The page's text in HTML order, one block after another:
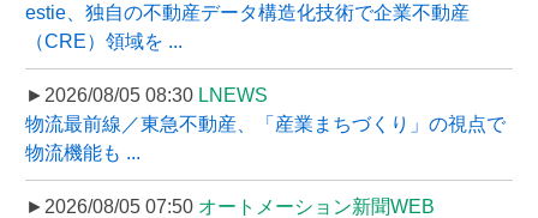
estie、独自の不動産データ構造化技術で企業不動産
（CRE）領域を ...
►2026/08/05 08:30 LNEWS
物流最前線／東急不動産、「産業まちづくり」の視点で
物流機能も ...
►2026/08/05 07:50 オートメーション新聞WEB